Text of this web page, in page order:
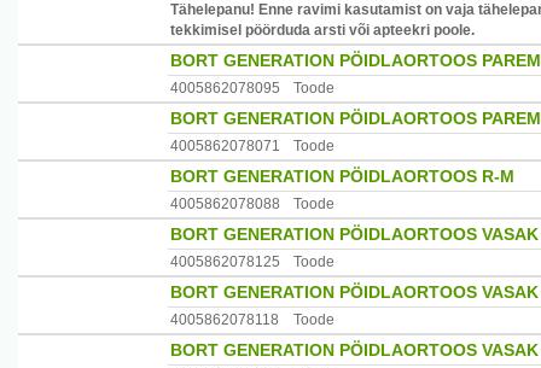
Tähelepanu! Enne ravimi kasutamist on vaja
tekkimisel pöörduda arsti või apteekri poole.
BORT GENERATION PÖIDLAORTOOS
4005862078095 Toode
BORT GENERATION PÖIDLAORTOOS
4005862078071 Toode
BORT GENERATION PÖIDLAORTOOS R-M
4005862078088 Toode
BORT GENERATION PÖIDLAORTOOS
4005862078125 Toode
BORT GENERATION PÖIDLAORTOOS
4005862078118 Toode
BORT GENERATION PÖIDLAORTOOS